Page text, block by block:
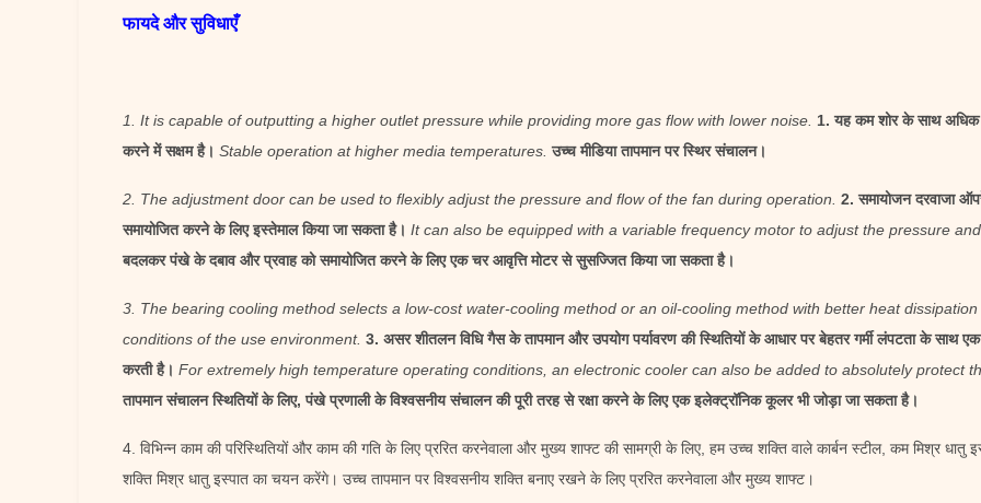
फायदे और सुविधाएँ
1. It is capable of outputting a higher outlet pressure while providing more gas flow with lower noise. 1. यह कम शोर के साथ
करने में सक्षम है। Stable operation at higher media temperatures. उच्च मीडिया तापमान पर स्थिर संचालन।
2. The adjustment door can be used to flexibly adjust the pressure and flow of the fan during operation. 2. समायोजन दरवाजा
समायोजित करने के लिए इस्तेमाल किया जा सकता है। It can also be equipped with a variable frequency motor to adjust the pressure
बदलकर पंखे के दबाव और प्रवाह को समायोजित करने के लिए एक चर आवृत्ति मोटर से सुसज्जित किया जा सकता है।
3. The bearing cooling method selects a low-cost water-cooling method or an oil-cooling method with better heat
conditions of the use environment. 3. असर शीतलन विधि गैस के तापमान और उपयोग पर्यावरण की स्थितियों के आधार पर बेहतर गर्मी लंपटता के साथ
करती है। For extremely high temperature operating conditions, an electronic cooler can also be added to absolutely protect
तापमान संचालन स्थितियों के लिए, पंखे प्रणाली के विश्वसनीय संचालन की पूरी तरह से रक्षा करने के लिए एक इलेक्ट्रॉनिक कूलर भी जोड़ा जा सकता है।
4. विभिन्न काम की परिस्थितियों और काम की गति के लिए प्ररित करनेवाला और मुख्य शाफ्ट की सामग्री के लिए, हम उच्च शक्ति वाले कार्बन स्टील, कम मिश्र धातु
शक्ति मिश्र धातु इस्पात का चयन करेंगे। उच्च तापमान पर विश्वसनीय शक्ति बनाए रखने के लिए प्ररित करनेवाला और मुख्य शाफ्ट।